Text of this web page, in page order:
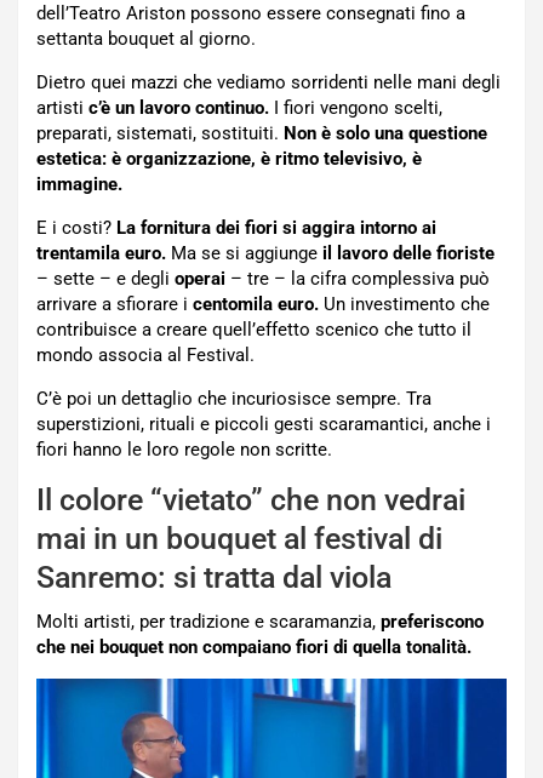
dell’Teatro Ariston possono essere consegnati fino a
settanta bouquet al giorno.
Dietro quei mazzi che vediamo sorridenti nelle mani degli
artisti c’è un lavoro continuo. I fiori vengono scelti,
preparati, sistemati, sostituiti. Non è solo una questione
estetica: è organizzazione, è ritmo televisivo, è
immagine.
E i costi? La fornitura dei fiori si aggira intorno ai
trentamila euro. Ma se si aggiunge il lavoro delle fioriste
– sette – e degli operai – tre – la cifra complessiva può
arrivare a sfiorare i centomila euro. Un investimento che
contribuisce a creare quell’effetto scenico che tutto il
mondo associa al Festival.
C’è poi un dettaglio che incuriosisce sempre. Tra
superstizioni, rituali e piccoli gesti scaramantici, anche i
fiori hanno le loro regole non scritte.
Il colore “vietato” che non vedrai
mai in un bouquet al festival di
Sanremo: si tratta dal viola
Molti artisti, per tradizione e scaramanzia, preferiscono
che nei bouquet non compaiano fiori di quella tonalità.